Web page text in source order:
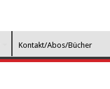
Kontakt/Abos/Bücher